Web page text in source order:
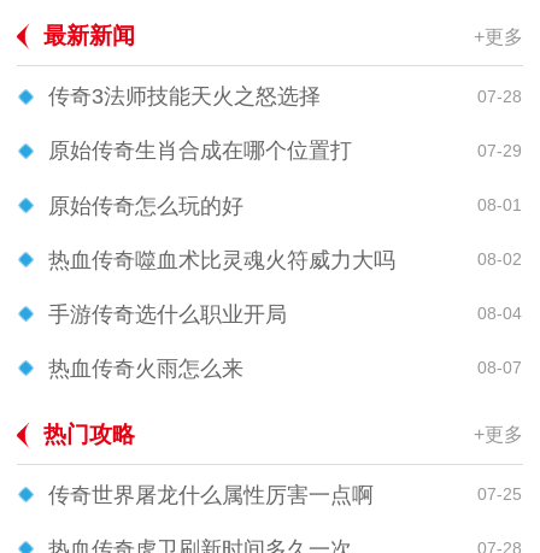
最新新闻 +更多
传奇3法师技能天火之怒选择 07-28
原始传奇生肖合成在哪个位置打 07-29
原始传奇怎么玩的好 08-01
热血传奇噬血术比灵魂火符威力大吗 08-02
手游传奇选什么职业开局 08-04
热血传奇火雨怎么来 08-07
热门攻略 +更多
传奇世界屠龙什么属性厉害一点啊 07-25
07-28